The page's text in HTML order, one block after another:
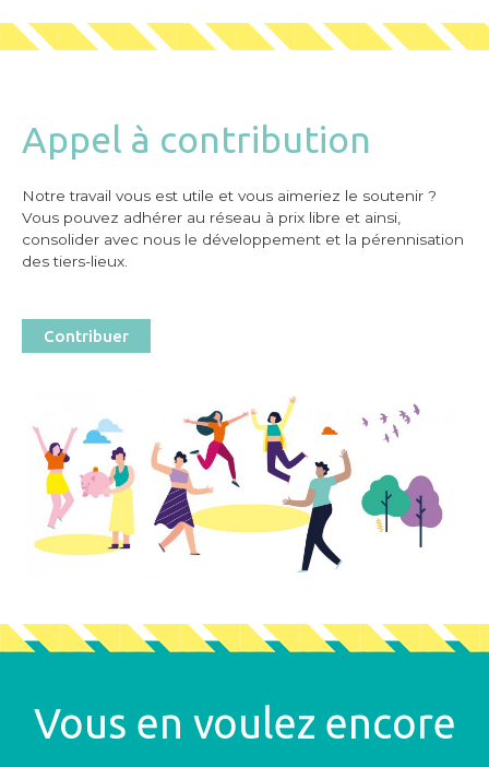
Appel à contribution
Notre travail vous est utile et vous aimeriez le soutenir ?
Vous pouvez adhérer au réseau à prix libre et ainsi,
consolider avec nous le développement et la pérennisation
des tiers-lieux.
Contribuer
Vous en voulez encore